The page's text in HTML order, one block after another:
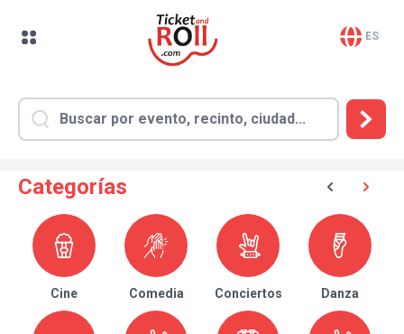
ES
Categorías
Cine Comedia Conciertos Danza